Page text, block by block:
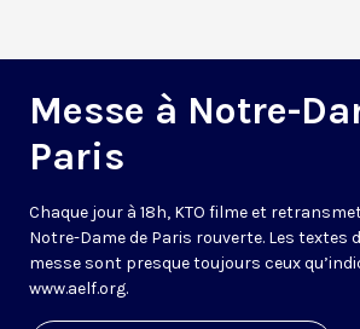
Messe à Notre-
Paris
Chaque jour à 18h, KTO filme et
Notre-Dame de Paris rouverte. Les textes
messe sont presque toujours ceux
www.aelf.org.